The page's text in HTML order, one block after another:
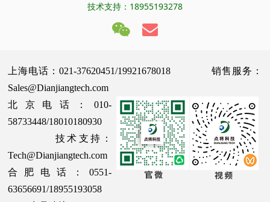
技术支持：18955193278
上海电话：021-37620451/19921678018 销售服务：
Sales@Dianjiangtech.com
北京电话：010-
58733448/18010180930
技术支持：
Tech@Dianjiangtech.com
合肥电话：0551-
63656691/18955193058